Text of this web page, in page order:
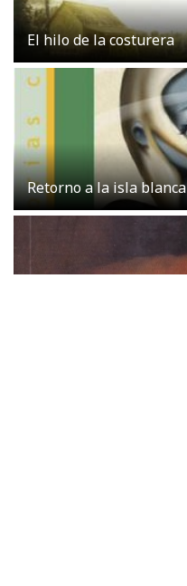
El hilo de la costurera
Retorno a la isla blanca